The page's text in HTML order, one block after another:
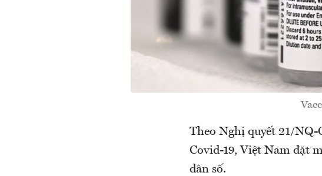
Theo Nghị quyết 21/NQ-
Covid-19, Việt Nam đặt
dân số.